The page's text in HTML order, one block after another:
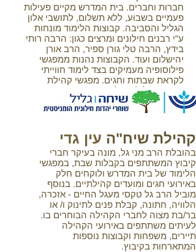
חברות וחברים. בית המדרש מקיים פעילות
פעמיים בשבוע, ללא תשלום, לתושבי אלון
הגליל והסביבה. קבוצות הלימוד מונחות
ע"י רבנים חילונים ומרצים כגון: הרבה רותי
בידץ, הרבה טלי גורן ספיר, הרב אורן
יהישלום ועוד. הקבוצות נהנות ממפגשי
פילוסופיה מעמיקים בצד לימוד חווייתי
לקראת שבתות וחגים. מפגשי קהילת
שיח"ה בגליל מצולמים במסגרת פרויקט
פיתוח מאגר לימוד מדרש-חילוני למורים
ברחבי הארץ.
קהילת שיח"ה עין גדי
בהובלת הרב מני גל, מונה בעיקר חברי
קיבוץ המשתתפים בקבלות שבת, במפגשי
הלימוד של בית המדרש ולוקחים חלק
באירועי חגים ומועדים קהילתיים. בנוסף
מוביל הרב גל טקסי מעגל החיים - אזכרה,
הלוויה, חתונה, קבלת פנים לתינוק ו/ או
בר/בת מצוה לחברי הקהילה הבוחרים בו.
לעיתים משתתפים באירועי הקהילה
תיירים, משפחות וקבוצות נוספות
המתארחות בקיבוץ.